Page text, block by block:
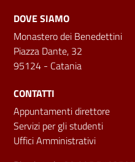
DOVE SIAMO
Monastero dei Benedettini
Piazza Dante, 32
95124 - Catania
CONTATTI
Appuntamenti direttore
Servizi per gli studenti
Uffici Amministrativi